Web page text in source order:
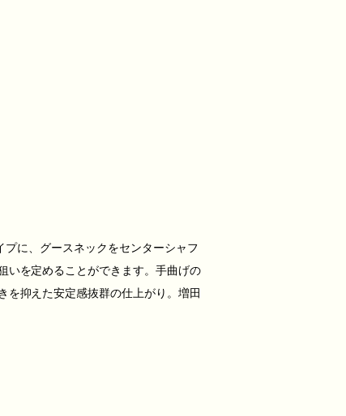
に、グースネックをセンターシャフ
いを定めることができます。手曲げの
を抑えた安定感抜群の仕上がり。増田